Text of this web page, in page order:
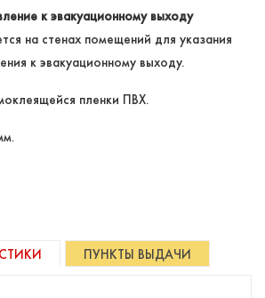
к эвакуационному выходу
на стенах помещений для указания
к эвакуационному выходу.
пленки ПВХ.
ПУНКТЫ ВЫДАЧИ